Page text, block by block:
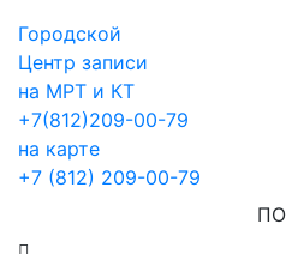
Городской
Центр записи
на МРТ и КТ
+7(812)209-00-79
на карте
+7 (812) 209-00-79